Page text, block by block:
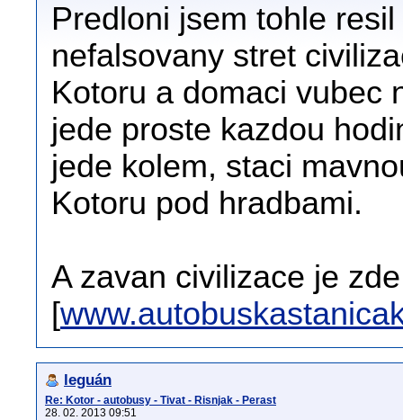
Predloni jsem tohle
nefalsovany stret
Kotoru a domaci vubec
jede proste kazdou
jede kolem, staci
Kotoru pod hradbami.
A zavan civilizace je
[
leguán
Re: Kotor - autobusy - Tivat - Risnjak - Perast
28. 02. 2013 09:51